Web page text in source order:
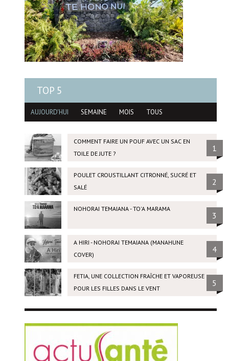
TOP 5
AUJOURD'HUI SEMAINE MOIS TOUS
COMMENT FAIRE UN POUF AVEC UN SAC EN
TOILE DE JUTE ?
1
POULET CROUSTILLANT CITRONNÉ, SUCRÉ ET
SALÉ
2
NOHORAI TEMAIANA - TO'A MARAMA
3
A HIRI - NOHORAI TEMAIANA (MANAHUNE
COVER)
4
FETIA, UNE COLLECTION FRAÎCHE ET VAPOREUSE
POUR LES FILLES DANS LE VENT
5